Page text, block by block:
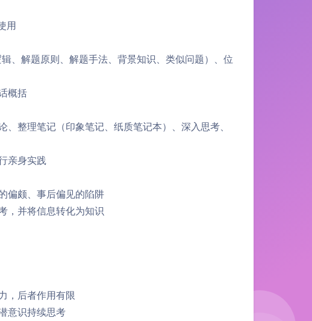
用
、解题原则、解题手法、背景知识、类似问题）、位
概括
整理笔记（印象笔记、纸质笔记本）、深入思考、
亲身实践
偏颇、事后偏见的陷阱
，并将信息转化为知识
，后者作用有限
意识持续思考